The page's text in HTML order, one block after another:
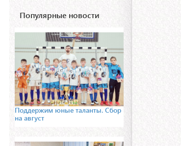
Популярные новости
Поддержим юные таланты. Сбор
на август